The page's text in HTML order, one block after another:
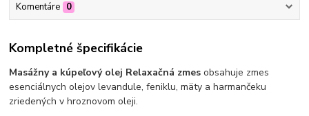
Komentáre 0
Kompletné špecifikácie
Masážny a kúpeľový olej Relaxačná zmesobsahuje zmes
esenciálnych olejov levandule, feniklu, mäty a harmančeku
zriedených v hroznovom oleji.